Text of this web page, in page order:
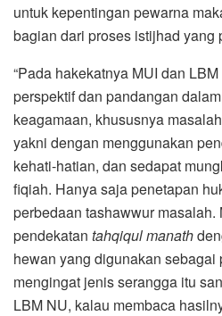
untuk kepentingan pewarna
bagian dari proses istijhad yang
“Pada hakekatnya MUI dan
perspektif dan pandangan
keagamaan, khususnya
yakni dengan menggunakan
kehati-hatian, dan sedapat
fiqiah. Hanya saja penetapan
perbedaan tashawwur masalah.
pendekatan tahqiqul manath
hewan yang digunakan sebagai
mengingat jenis serangga itu
LBM NU, kalau membaca